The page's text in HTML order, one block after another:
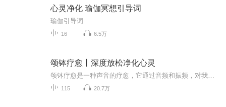
心灵净化 瑜伽冥想引导词
瑜伽引导词
16 6.5万
颂钵疗愈丨深度放松净化心灵
115 20.7万